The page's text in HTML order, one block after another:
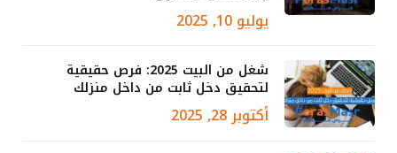
يوليو 10, 2025
شغل من البيت 2025: فرص حقيقية
لتحقيق دخل ثابت من داخل منزلك
أكتوبر 28, 2025